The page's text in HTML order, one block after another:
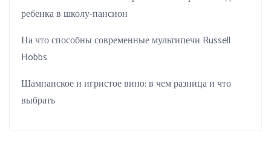
ребенка в школу-пансион
На что способны современные мультипечи Russell
Hobbs
Шампанское и игристое вино: в чем разница и что
выбрать